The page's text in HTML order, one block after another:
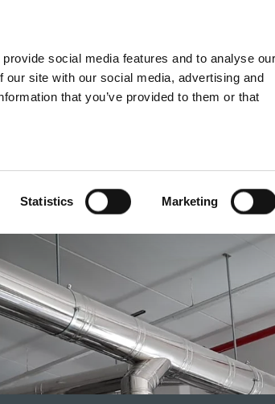
social media features and to analyse our
site with our social media, advertising and
that you’ve provided to them or that
Statistics Marketing
Croazia
Lettonia
Repubblica Ceca
Slovenia
Ungheria